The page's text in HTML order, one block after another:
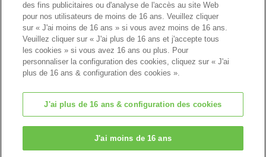
Le père Ecureuil Roux est aussi très
content, car il a donné le sourire à tous les
enfants !
NOTICE
Page d'accueil
des fins publicitaires ou d'analyse de l'accès au site Web
pour nos utilisateurs de moins de 16 ans. Veuillez cliquer
sur « J'ai moins de 16 ans » si vous avez moins de 16 ans.
Veuillez cliquer sur « J'ai plus de 16 ans et j'accepte tous
les cookies » si vous avez 16 ans ou plus. Pour
personnaliser la configuration des cookies, cliquez sur « J'ai
plus de 16 ans & configuration des cookies ».
J'ai plus de 16 ans & configuration des cookies
J'ai moins de 16 ans